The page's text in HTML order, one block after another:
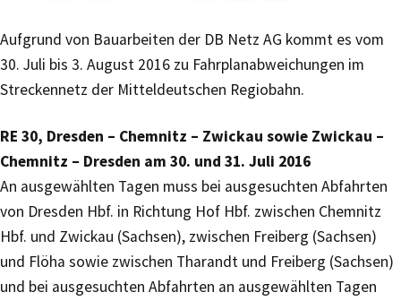
Aufgrund von Bauarbeiten der DB Netz AG kommt es vom
30. Juli bis 3. August 2016 zu Fahrplanabweichungen im
Streckennetz der Mitteldeutschen Regiobahn.
RE 30, Dresden – Chemnitz – Zwickau sowie Zwickau –
Chemnitz – Dresden am 30. und 31. Juli 2016
An ausgewählten Tagen muss bei ausgesuchten Abfahrten
von Dresden Hbf. in Richtung Hof Hbf. zwischen Chemnitz
Hbf. und Zwickau (Sachsen), zwischen Freiberg (Sachsen)
und Flöha sowie zwischen Tharandt und Freiberg (Sachsen)
und bei ausgesuchten Abfahrten an ausgewählten Tagen